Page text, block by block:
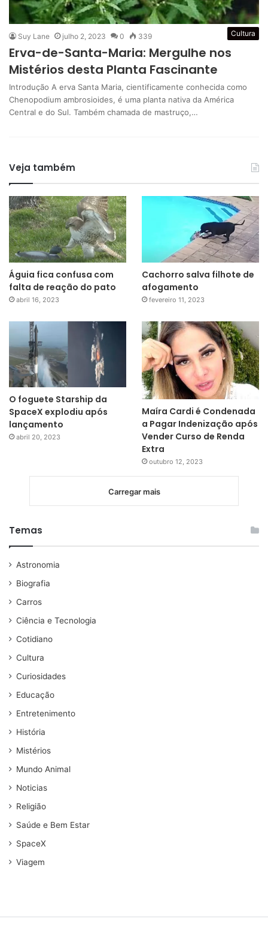
Cultura
Suy Lane julho 2, 2023 0 339
Erva-de-Santa-Maria: Mergulhe nos
Mistérios desta Planta Fascinante
Introdução A erva Santa Maria, cientificamente conhecida como
Chenopodium ambrosioides, é uma planta nativa da América
Central e do Sul. Também chamada de mastruço,…
Veja também
Águia fica confusa com
falta de reação do pato
abril 16, 2023
Cachorro salva filhote de
afogamento
fevereiro 11, 2023
O foguete Starship da
SpaceX explodiu após
lançamento
abril 20, 2023
Maíra Cardi é Condenada
a Pagar Indenização após
Vender Curso de Renda
Extra
outubro 12, 2023
Carregar mais
Temas
Astronomia
Biografia
Carros
Ciência e Tecnologia
Cotidiano
Cultura
Curiosidades
Educação
Entretenimento
História
Mistérios
Mundo Animal
Noticias
Religião
Saúde e Bem Estar
SpaceX
Viagem